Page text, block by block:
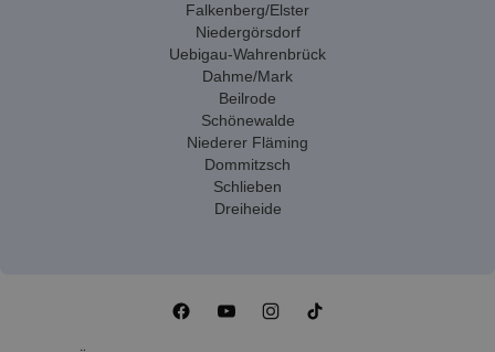
Falkenberg/Elster
Niedergörsdorf
Uebigau-Wahrenbrück
Dahme/Mark
Beilrode
Schönewalde
Niederer Fläming
Dommitzsch
Schlieben
Dreiheide